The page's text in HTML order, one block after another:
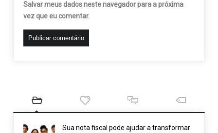
Salvar meus dados neste navegador para a próxima
vez que eu comentar.
Sua nota fiscal pode ajudar a transformar